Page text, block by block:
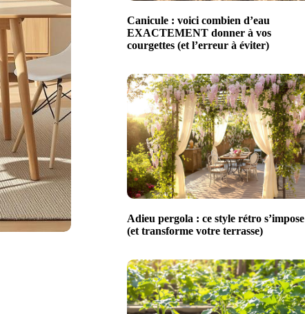
Canicule : voici combien d’eau
EXACTEMENT donner à vos
courgettes (et l’erreur à éviter)
Adieu pergola : ce style rétro s’impose
(et transforme votre terrasse)